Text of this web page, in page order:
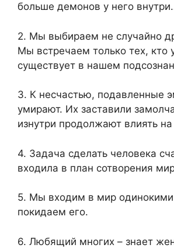
больше демонов у него
2. Мы выбираем не случайно
Мы встречаем только тех, кто
существует в нашем
3. К несчастью, подавленные
умирают. Их заставили
изнутри продолжают влиять
4. Задача сделать человека
входила в план сотворения
5. Мы входим в мир
покидаем его.
6. Любящий многих – знает